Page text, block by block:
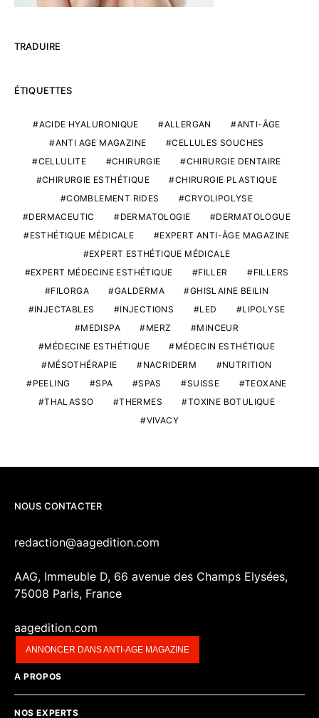
TRADUIRE
ÉTIQUETTES
ACIDE HYALURONIQUE ALLERGAN
ANTI-ÂGE
ANTI AGE MAGAZINE
CELLULES SOUCHES
CELLULITE
CHIRURGIE
CHIRURGIE DENTAIRE
CHIRURGIE ESTHÉTIQUE
CHIRURGIE PLASTIQUE
COMBLEMENT RIDES
CRYOLIPOLYSE
DERMACEUTIC
DERMATOLOGIE
DERMATOLOGUE
ESTHÉTIQUE MÉDICALE
EXPERT ANTI-ÂGE MAGAZINE
EXPERT ESTHÉTIQUE MÉDICALE
EXPERT MÉDECINE ESTHÉTIQUE
FILLER
FILLERS
FILORGA
GALDERMA
GHISLAINE BEILIN
INJECTABLES
INJECTIONS LED
LIPOLYSE
MEDISPA
MERZ
MINCEUR
MÉDECINE ESTHÉTIQUE
MÉDECIN ESTHÉTIQUE
MÉSOTHÉRAPIE
NACRIDERM
NUTRITION
PEELING
SPA SPAS SUISSE
TEOXANE
THALASSO
THERMES
TOXINE BOTULIQUE
VIVACY
NOUS CONTACTER
redaction@aagedition.com
AAG, Immeuble D, 66 avenue des Champs Elysées,
75008 Paris, France
aagedition.com
ANNONCER DANS ANTI-AGE MAGAZINE
A PROPOS
NOS EXPERTS